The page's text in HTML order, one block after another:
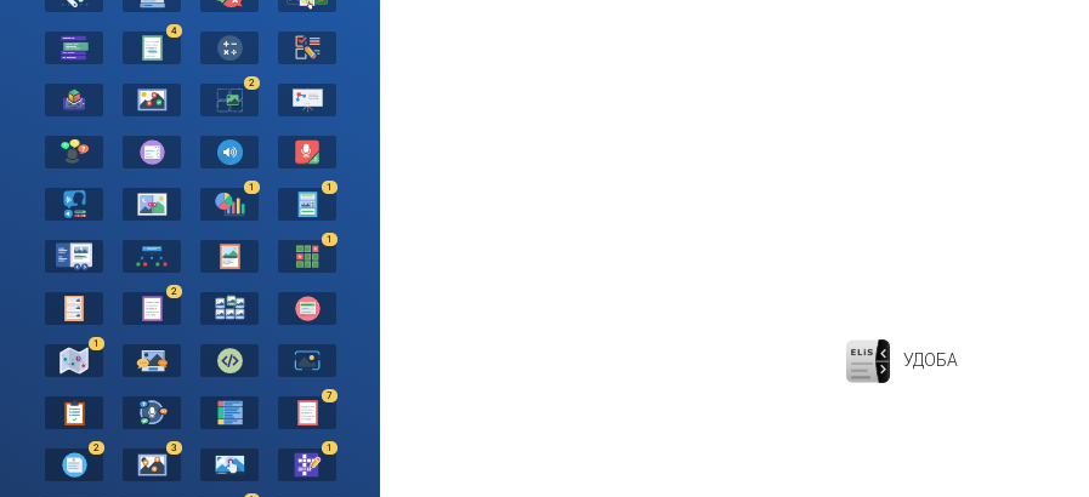
4
2
1 1
1
2
1
7
2 3 1
УДОБА